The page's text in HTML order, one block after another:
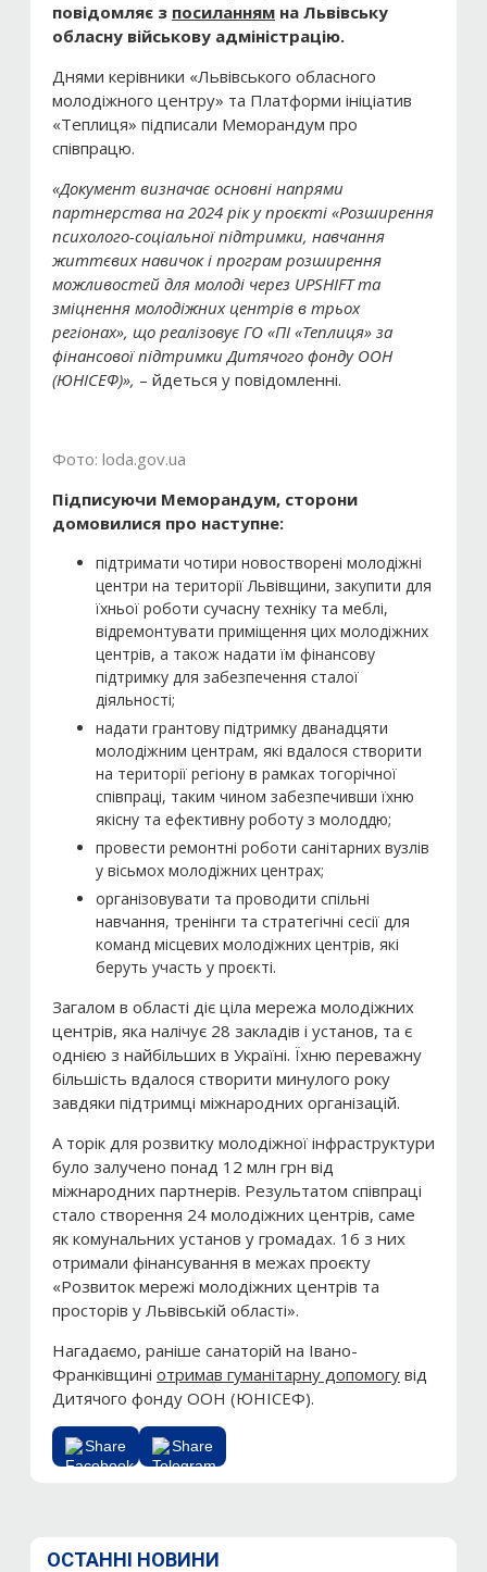
повідомляє з посиланням на Львівську
обласну військову адміністрацію.
Днями керівники «Львівського обласного
молодіжного центру» та Платформи ініціатив
«Теплиця» підписали Меморандум про
співпрацю.
«Документ визначає основні напрями
партнерства на 2024 рік у проєкті «Розширення
психолого-соціальної підтримки, навчання
життєвих навичок і програм розширення
можливостей для молоді через UPSHIFT та
зміцнення молодіжних центрів в трьох
регіонах», що реалізовує ГО «ПІ «Теплиця» за
фінансової підтримки Дитячого фонду ООН
(ЮНІСЕФ)», – йдеться у повідомленні.
Фото: loda.gov.ua
Підписуючи Меморандум, сторони
домовилися про наступне:
підтримати чотири новостворені молодіжні
центри на території Львівщини, закупити для
їхньої роботи сучасну техніку та меблі,
відремонтувати приміщення цих молодіжних
центрів, а також надати їм фінансову
підтримку для забезпечення сталої
діяльності;
надати грантову підтримку дванадцяти
молодіжним центрам, які вдалося створити
на території регіону в рамках тогорічної
співпраці, таким чином забезпечивши їхню
якісну та ефективну роботу з молоддю;
провести ремонтні роботи санітарних вузлів
у вісьмох молодіжних центрах;
організовувати та проводити спільні
навчання, тренінги та стратегічні сесії для
команд місцевих молодіжних центрів, які
беруть участь у проєкті.
Загалом в області діє ціла мережа молодіжних
центрів, яка налічує 28 закладів і установ, та є
однією з найбільших в Україні. Їхню переважну
більшість вдалося створити минулого року
завдяки підтримці міжнародних організацій.
А торік для розвитку молодіжної інфраструктури
було залучено понад 12 млн грн від
міжнародних партнерів. Результатом співпраці
стало створення 24 молодіжних центрів, саме
як комунальних установ у громадах. 16 з них
отримали фінансування в межах проєкту
«Розвиток мережі молодіжних центрів та
просторів у Львівській області».
Нагадаємо, раніше санаторій на Івано-
Франківщині отримав гуманітарну допомогу від
Дитячого фонду ООН (ЮНІСЕФ).
Share Share
ОСТАННІ НОВИНИ